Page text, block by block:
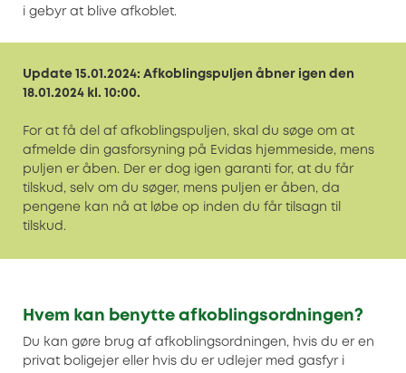
i gebyr at blive afkoblet.
Update 15.01.2024: Afkoblingspuljen åbner igen den
18.01.2024 kl. 10:00.
For at få del af afkoblingspuljen, skal du søge om at
afmelde din gasforsyning på Evidas hjemmeside, mens
puljen er åben. Der er dog igen garanti for, at du får
tilskud, selv om du søger, mens puljen er åben, da
pengene kan nå at løbe op inden du får tilsagn til
tilskud.
Hvem kan benytte afkoblingsordningen?
Du kan gøre brug af afkoblingsordningen, hvis du er en
privat boligejer eller hvis du er udlejer med gasfyr i